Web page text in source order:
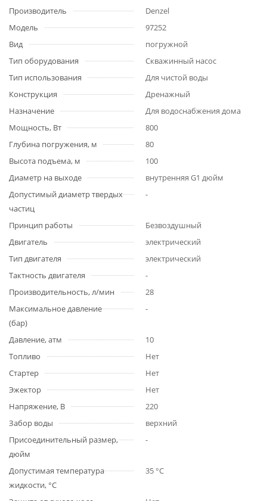
Производитель
Denzel
Модель
97252
Вид
погружной
Тип оборудования
Скважинный насос
Тип использования
Для чистой воды
Конструкция
Дренажный
Назначение
Для водоснабжения дома
Мощность, Вт
800
Глубина погружения, м
80
Высота подъема, м
100
Диаметр на выходе
внутренняя G1 дюйм
Допустимый диаметр твердых
частиц
-
Принцип работы
Безвоздушный
Двигатель
электрический
Тип двигателя
электрический
Тактность двигателя
-
Производительность, л/мин
28
Максимальное давление
(бар)
-
Давление, атм
10
Топливо
Нет
Стартер
Нет
Эжектор
Нет
Напряжение, В
220
Забор воды
верхний
Присоединительный размер,
дюйм
-
Допустимая температура
жидкости, °С
35 °С